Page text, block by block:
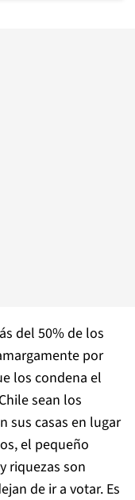
del 50% de los
por
los condena el
sean los
sus casas en lugar
el pequeño
riquezas son
de ir a votar. Es